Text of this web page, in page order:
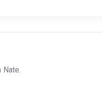
Nate.